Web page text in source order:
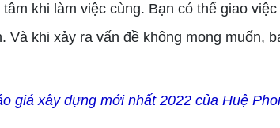
khi làm việc cùng. Bạn có thể giao
khi xảy ra vấn đề không mong muốn,
giá xây dựng mới nhất 2022 của Huệ